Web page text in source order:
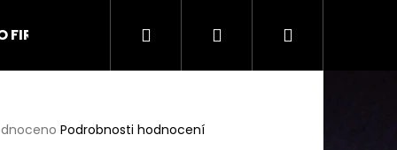
FIRMĚ Kontakt Obchodní podmínky
Hledat PřihlášeníNákupní
Podrobnosti hodnocení